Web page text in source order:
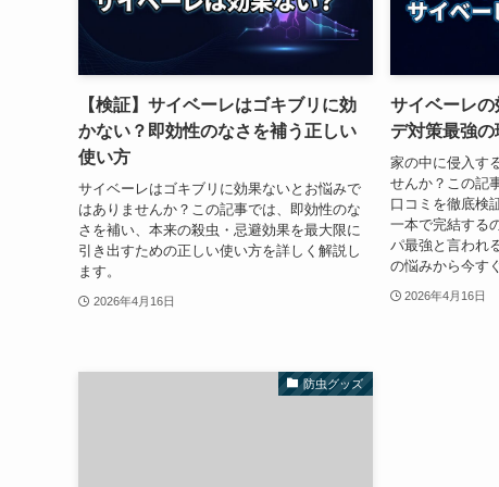
【検証】サイベーレはゴキブリに効
かない？即効性のなさを補う正しい
使い方
サイベーレはゴキブリに効果ないとお悩みで
はありませんか？この記事では、即効性のな
さを補い、本来の殺虫・忌避効果を最大限に
引き出すための正しい使い方を詳しく解説し
ます。
2026年4月16日
サイベーレ
デ対策最強
家の中に侵入す
せんか？この記
口コミを徹底検
一本で完結する
パ最強と言われ
の悩みから今す
2026年4月16日
防虫グッズ